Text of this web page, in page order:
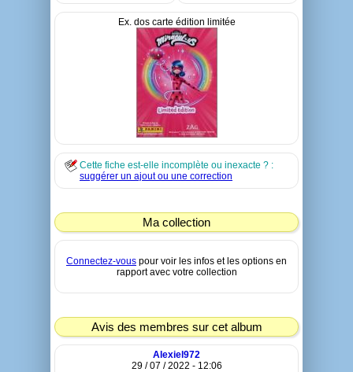
Ex. dos carte édition limitée
Cette fiche est-elle incomplète ou inexacte ? :
suggérer un ajout ou une correction
Ma collection
Connectez-vous pour voir les infos et les options en
rapport avec votre collection
Avis des membres sur cet album
Alexiel972
29 / 07 / 2022 - 12:06